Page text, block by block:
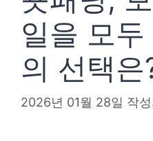
일을 모
의 선택은
2026년 01월 28일 작